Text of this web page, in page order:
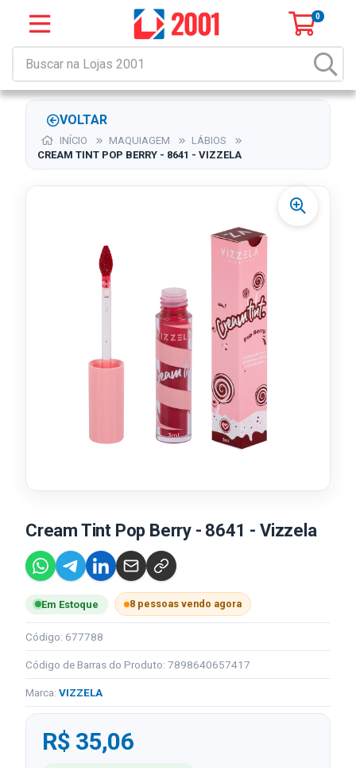
0
VOLTAR
INÍCIO MAQUIAGEM
LÁBIOS
CREAM TINT POP BERRY - 8641 - VIZZELA
Cream Tint Pop Berry - 8641 - Vizzela
Em Estoque 8 pessoas vendo agora
Código: 677788
Código de Barras do Produto: 7898640657417
Marca: VIZZELA
R$ 35,06